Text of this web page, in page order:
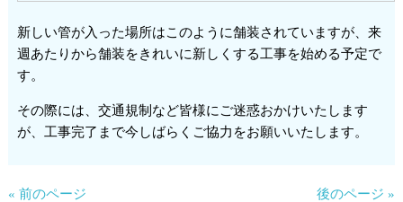
新しい管が入った場所はこのように舗装されていますが、来
週あたりから舗装をきれいに新しくする工事を始める予定で
す。
その際には、交通規制など皆様にご迷惑おかけいたします
が、工事完了まで今しばらくご協力をお願いいたします。
« 前のページ 後のページ »